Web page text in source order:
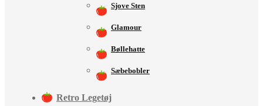
Sjove Sten
Glamour
Bøllehatte
Sæbebobler
Retro Legetøj